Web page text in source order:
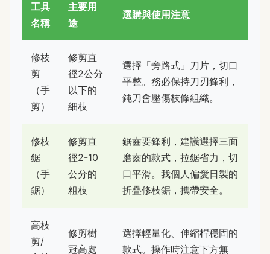
工具
名稱
主要用
途
選購與使用注意
修枝
剪
（手
剪）
修剪直
徑2公分
以下的
細枝
選擇「旁路式」刀片，切口
平整。務必保持刀刃鋒利，
鈍刀會壓傷枝條組織。
修枝
鋸
（手
鋸）
修剪直
徑2-10
公分的
粗枝
鋸齒要鋒利，建議選擇三面
磨齒的款式，拉鋸省力，切
口平滑。我個人偏愛日製的
折疊修枝鋸，攜帶安全。
高枝
剪/
修剪樹
冠高處
選擇輕量化、伸縮桿穩固的
款式。操作時注意下方無